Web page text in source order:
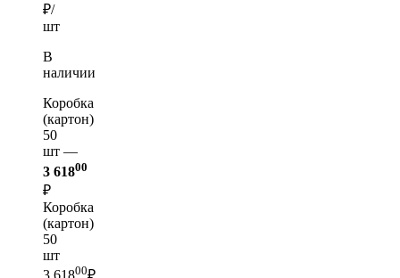
₽/
шт
В
наличии
Коробка
(картон)
50
шт —
3 61800
₽
Коробка
(картон)
50
шт
3 61800₽